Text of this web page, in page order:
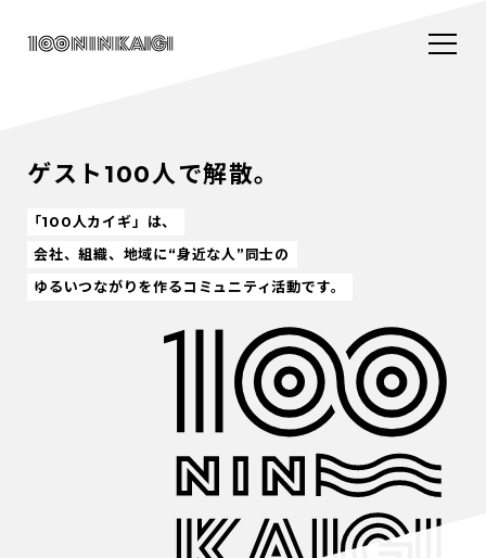
ゲスト100人で解散。
「100人カイギ」は、
会社、組織、地域に“身近な人”同士の
ゆるいつながりを作るコミュニティ活動です。